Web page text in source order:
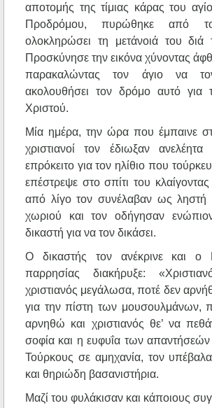
αποτομής της τίμιας κάρας του
Προδρόμου, πυρώθηκε από
ολοκληρώσει τη μετάνοιά του διά
Προσκύνησε την εικόνα χύνοντας
παρακαλώντας τον άγιο να
ακολουθήσει τον δρόμο αυτό για
Χριστού.
Μία ημέρα, την ώρα που έμπαινε
χριστιανοί τον έδιωξαν ανελέητα
επρόκειτο για τον ηλίθιο που
επέστρεψε στο σπίτι του
από λίγο τον συνέλαβαν ως ληστή
χωριού και τον οδήγησαν
δικαστή για να τον δικάσει.
Ο δικαστής τον ανέκρινε και ο
παρρησίας διακήρυξε:
χριστιανός μεγάλωσα, ποτέ δεν
για την πίστη των μουσουλμάνων,
αρνηθώ και χριστιανός θε’ να
σοφία και η ευφυΐα των απαντήσεών
Τούρκους σε αμηχανία, τον
και θηριώδη βασανιστήρια.
Μαζί του φυλάκισαν και κάποιους